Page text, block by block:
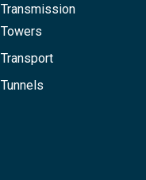
Transmission
Towers
Transport
Tunnels